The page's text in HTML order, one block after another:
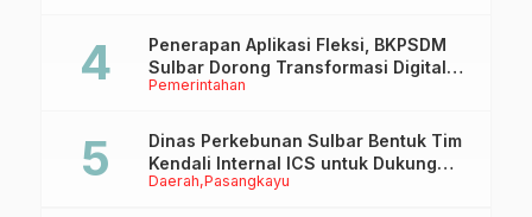
Pemerintahan
Penerapan Aplikasi Fleksi, BKPSDM
Sulbar Dorong Transformasi Digital
Sistem Kehadiran ASN
Daerah Pasangkayu
Dinas Perkebunan Sulbar Bentuk Tim
Kendali Internal ICS untuk Dukung
Sertifikasi ISPO Pekebun di